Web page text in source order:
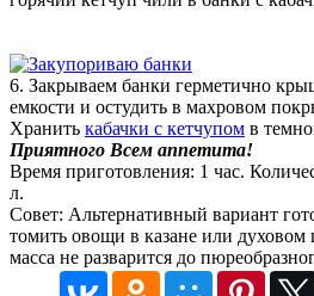
6. Закрываем банки герметично
емкости и остудить в махровом
Хранить кабачки с кетчупом в
Приятного Всем аппетита!
Время приготовления: 1 час.
л.
Совет: Альтернативный вариант
томить овощи в казане или духовом
масса не разварится до